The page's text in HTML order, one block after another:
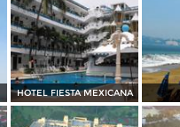
HOTEL FIESTA MEXICANA